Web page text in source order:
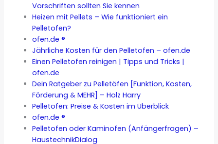
Vorschriften sollten Sie kennen
Heizen mit Pellets – Wie funktioniert ein
Pelletofen?
ofen.de ®
Jährliche Kosten für den Pelletofen – ofen.de
Einen Pelletofen reinigen | Tipps und Tricks |
ofen.de
Dein Ratgeber zu Pelletöfen [Funktion, Kosten,
Förderung & MEHR] – Holz Harry
Pelletofen: Preise & Kosten im Überblick
ofen.de ®
Pelletofen oder Kaminofen (Anfängerfragen) –
HaustechnikDialog